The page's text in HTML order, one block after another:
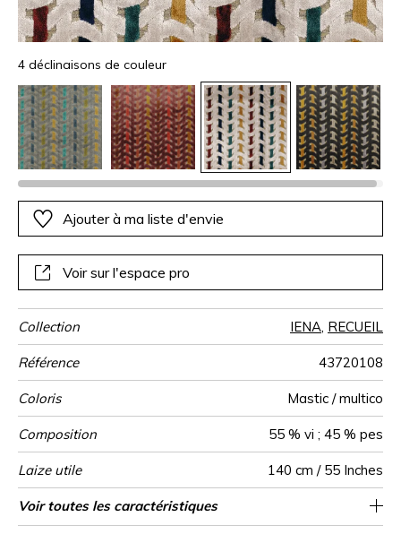
4 déclinaisons de couleur
Ajouter à ma liste d'envie
Voir sur l'espace pro
Collection IENA, RECUEIL
Référence 43720108
Coloris Mastic / multico
Composition 55 % vi ; 45 % pes
Laize utile 140 cm / 55 Inches
Raccord Raccord droit
Test
Martindale
80000
Usage
martindale
Siège à usage intensif : >40,000 cycles
(Martindale) et/ou >30,000 doubles rubs
Wyzenbeek 70000
Sens De large
Poids g/m² 506
Usage
Entretien
Pays d'origine Inde
Rapport
Horizontal
17 cm / 7 Inches
Rapport
Vertical
4 cm / 2 Inches
Voir toutes les caractéristiques